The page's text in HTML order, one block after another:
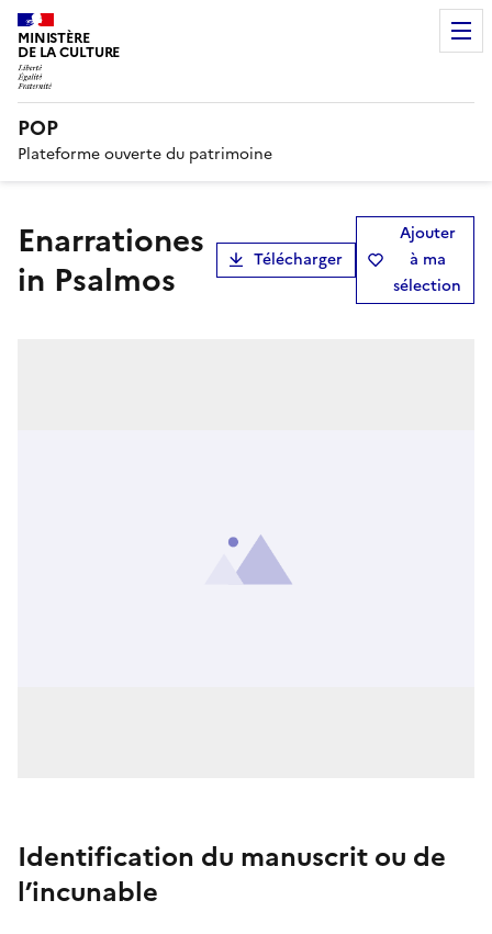
MINISTÈRE
DE LA CULTURE
POP
Plateforme ouverte du patrimoine
Enarrationes
in Psalmos
Télécharger
Ajouter
à ma
sélection
Identification du manuscrit ou de
l’incunable